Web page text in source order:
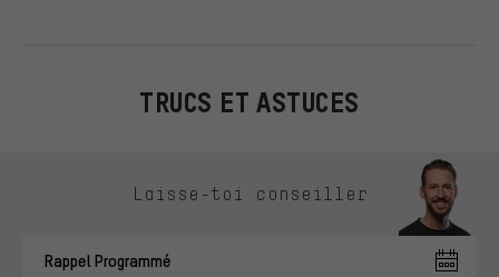
TRUCS ET ASTUCES
Laisse-toi conseiller
Rappel Programmé